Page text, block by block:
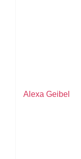
Alexa Geibel